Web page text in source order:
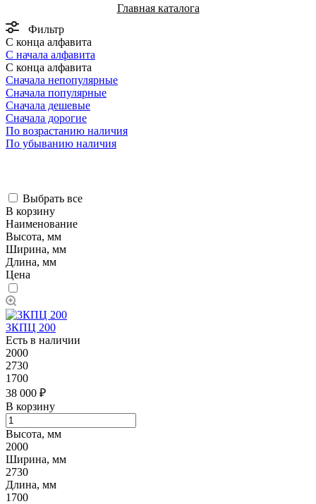
Главная каталога
Фильтр
С конца алфавита
С начала алфавита
С конца алфавита
Сначала непопулярные
Сначала популярные
Сначала дешевые
Сначала дорогие
По возрастанию наличия
По убыванию наличия
Выбрать все
В корзину
Наименование
Высота, мм
Ширина, мм
Длина, мм
Цена
3КПЦ 200
Есть в наличии
2000
2730
1700
38 000 ₽
В корзину
Высота, мм
2000
Ширина, мм
2730
Длина, мм
1700